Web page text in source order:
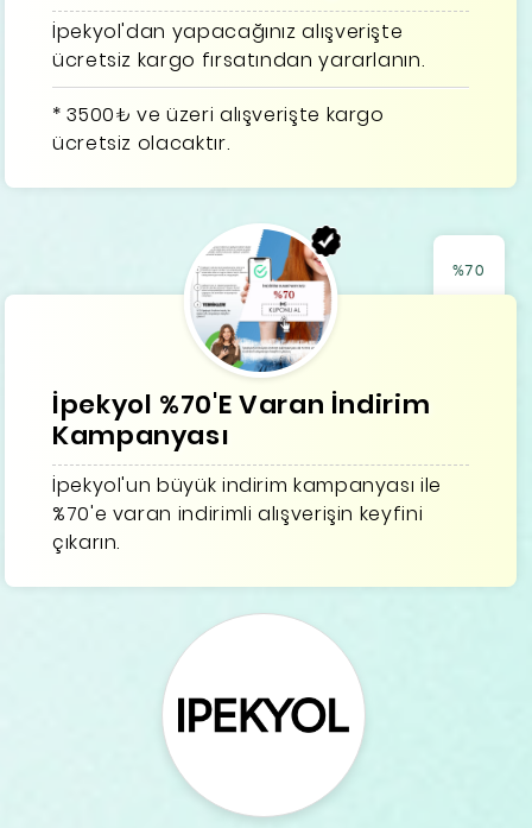
İpekyol'dan yapacağınız alışverişte
ücretsiz kargo fırsatından yararlanın.
* 3500₺ ve üzeri alışverişte kargo
ücretsiz olacaktır.
%70
İpekyol %70'E Varan İndirim
Kampanyası
İpekyol'un büyük indirim kampanyası ile
%70'e varan indirimli alışverişin keyfini
çıkarın.